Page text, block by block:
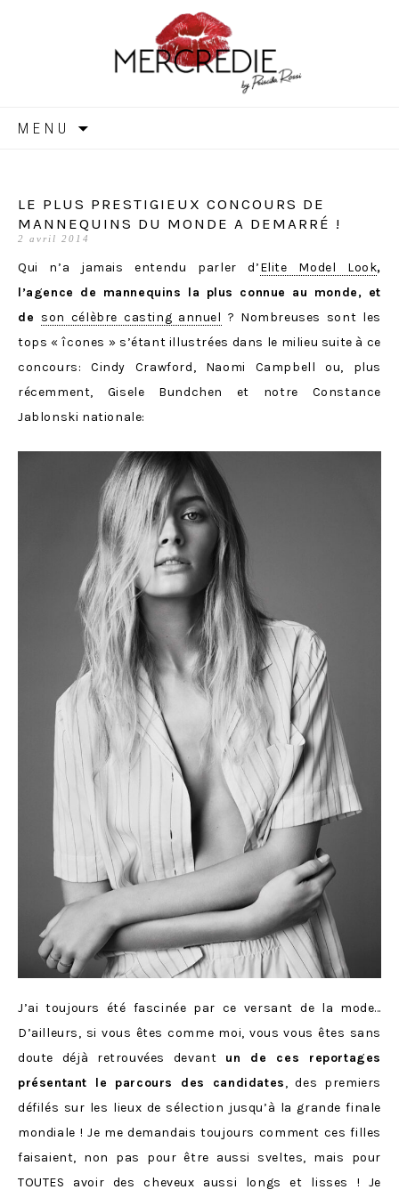
MERCREDIE
MENU
LE PLUS PRESTIGIEUX CONCOURS DE
MANNEQUINS DU MONDE A DEMARRÉ !
2 avril 2014
Qui n’a jamais entendu parler d’Elite Model Look,
l’agence de mannequins la plus connue au monde, et
de son célèbre casting annuel ? Nombreuses sont les
tops « îcones » s’étant illustrées dans le milieu suite à ce
concours: Cindy Crawford, Naomi Campbell ou, plus
récemment, Gisele Bundchen et notre Constance
Jablonski nationale:
J’ai toujours été fascinée par ce versant de la mode…
D’ailleurs, si vous êtes comme moi, vous vous êtes sans
doute déjà retrouvées devant un de ces reportages
présentant le parcours des candidates, des premiers
défilés sur les lieux de sélection jusqu’à la grande finale
mondiale ! Je me demandais toujours comment ces filles
faisaient, non pas pour être aussi sveltes, mais pour
TOUTES avoir des cheveux aussi longs et lisses ! Je